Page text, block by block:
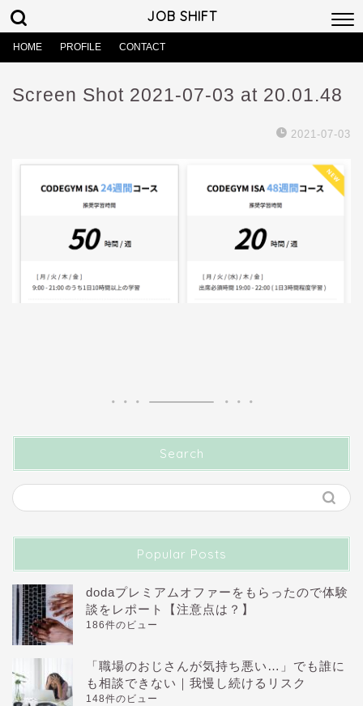
JOB SHIFT
HOME PROFILE CONTACT
Screen Shot 2021-07-03 at 20.01.48
2021-07-03
Search
Popular Posts
dodaプレミアムオファーをもらったので体験
談をレポート【注意点は？】
186件のビュー
「職場のおじさんが気持ち悪い…」でも誰に
も相談できない｜我慢し続けるリスク
148件のビュー